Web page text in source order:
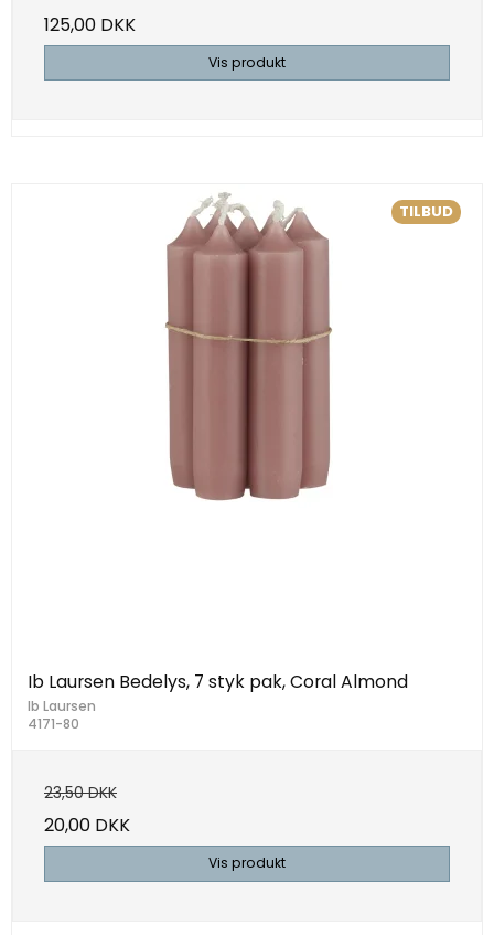
125,00 DKK
Vis produkt
TILBUD
Ib Laursen Bedelys, 7 styk pak, Coral Almond
Ib Laursen
4171-80
23,50 DKK
20,00 DKK
Vis produkt